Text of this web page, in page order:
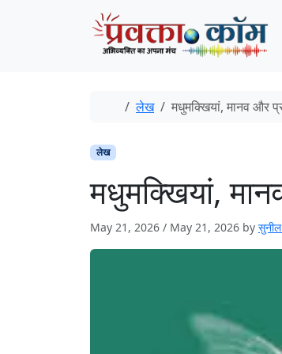
Home
लेख मधुमक्खियां, मानव और
लेख
मधुमक्खियां,
May 21, 2026 / May 21, 2026 by